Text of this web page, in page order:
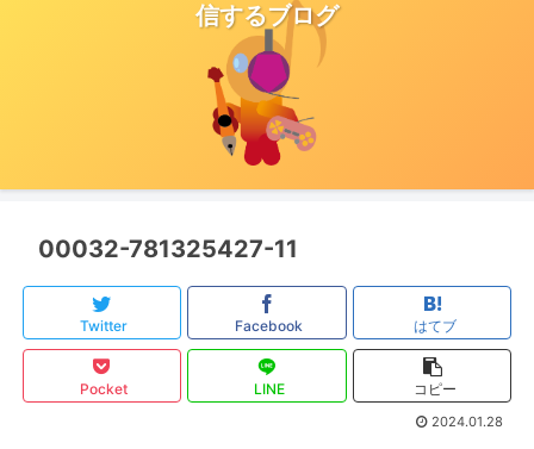
信するブログ
00032-781325427-11
Twitter Facebook はてブ
Pocket LINE コピー
2024.01.28